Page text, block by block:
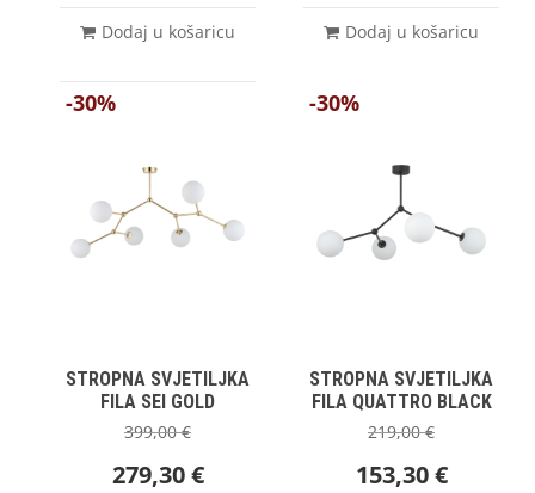
Dodaj u košaricu Dodaj u košaricu
-30%
STROPNA SVJETILJKA
FILA SEI GOLD
399,00€
279,30€
-30%
STROPNA SVJETILJKA
FILA QUATTRO BLACK
219,00€
153,30€